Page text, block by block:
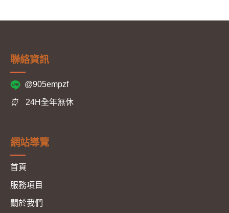
聯絡資訊
@905empzf
⏰ 24H全年無休
網站導覽
首頁
服務項目
關於我們